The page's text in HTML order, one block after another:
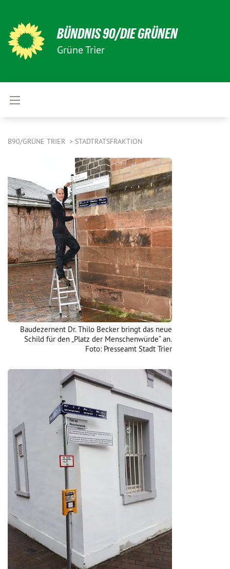
BÜNDNIS 90/DIE GRÜNEN
Grüne Trier
B90/GRÜNE TRIER STADTRATSFRAKTION
Baudezernent Dr. Thilo Becker bringt das neue
Schild für den „Platz der Menschenwürde“ an.
Foto: Presseamt Stadt Trier